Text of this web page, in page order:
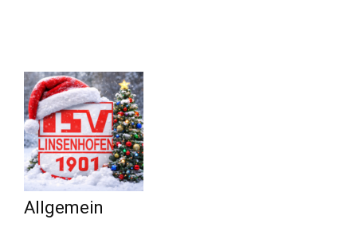
Allgemein